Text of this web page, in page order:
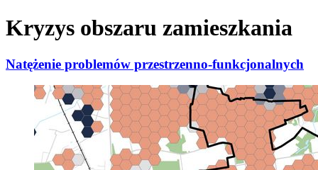
Kryzys obszaru zamieszkania
Natężenie problemów przestrzenno-funkcjonalnych